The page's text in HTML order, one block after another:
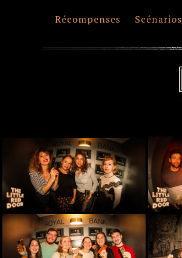
Récompenses Scénarios